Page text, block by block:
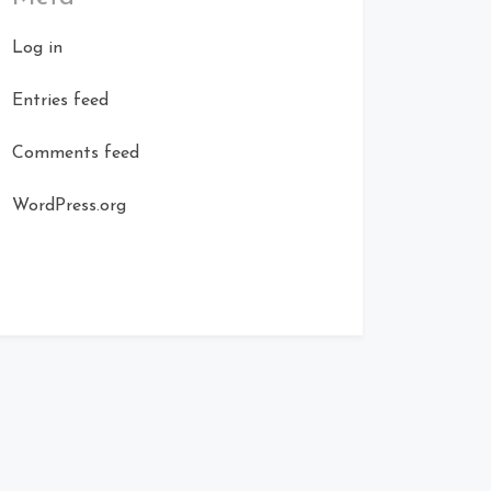
Log in
Entries feed
Comments feed
WordPress.org